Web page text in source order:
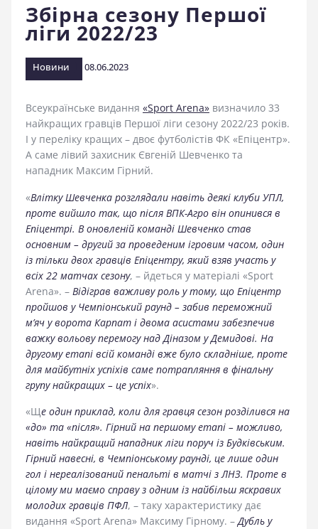
Збірна сезону Першої
ліги 2022/23
Новини 08.06.2023
Всеукраїнське видання «Sport Arena» визначило 33
найкращих гравців Першої ліги сезону 2022/23 років.
І у переліку кращих – двоє футболістів ФК «Епіцентр».
А саме лівий захисник Євгеній Шевченко та
нападник Максим Гірний.
«Влітку Шевченка розглядали навіть деякі клуби УПЛ,
проте вийшло так, що після ВПК-Агро він опинився в
Епіцентрі. В оновленій команді Шевченко став
основним – другий за проведеним ігровим часом, один
із тільки двох гравців Епіцентру, який взяв участь у
всіх 22 матчах сезону, – йдеться у матеріалі «Sport
Arena». – Відіграв важливу роль у тому, що Епіцентр
пройшов у Чемпіонський раунд – забив переможний
м’яч у ворота Карпат і двома асистами забезпечив
важку вольову перемогу над Діназом у Демидові. На
другому етапі всій команді вже було складніше, проте
для майбутніх успіхів саме потрапляння в фінальну
групу найкращих – це успіх».
«Ще один приклад, коли для гравця сезон розділився на
«до» та «після». Гірний на першому етапі – можливо,
навіть найкращий нападник ліги поруч із Будківським.
Гірний навесні, в Чемпіонському раунді, це лише один
гол і нереалізований пенальті в матчі з ЛНЗ. Проте в
цілому ми маємо справу з одним із найбільш яскравих
молодих гравців ПФЛ, – таку характеристику дає
видання «Sport Arena» Максиму Гірному. –Дубль у